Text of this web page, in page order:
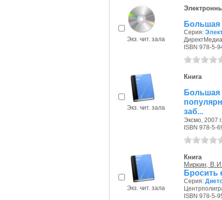
Экз. чит. зала
Большая
Серия:
ISBN 978-5-
Экз. чит. зала
Книга
заб...
Эксмо, 2007 г.
ISBN 978-5-
Экз. чит. зала
Книга
Миркин,
Бросить
Серия:
ISBN 978-5-